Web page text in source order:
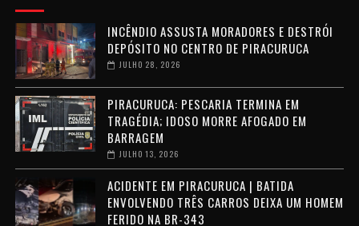
INCÊNDIO ASSUSTA MORADORES E DESTRÓI
DEPÓSITO NO CENTRO DE PIRACURUCA
JULHO 28, 2026
PIRACURUCA: PESCARIA TERMINA EM
TRAGÉDIA; IDOSO MORRE AFOGADO EM
BARRAGEM
JULHO 13, 2026
ACIDENTE EM PIRACURUCA | BATIDA
ENVOLVENDO TRÊS CARROS DEIXA UM HOMEM
FERIDO NA BR-343